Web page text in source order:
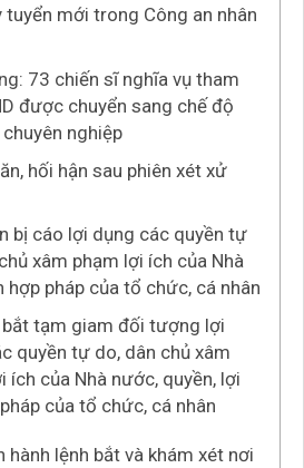
tuyển mới trong Công an nhân
73 chiến sĩ nghĩa vụ tham
được chuyển sang chế độ
nghiệp
hối hận sau phiên xét xử
bị cáo lợi dụng các quyền tự
xâm phạm lợi ích của Nhà
hợp pháp của tổ chức, cá nhân
bắt tạm giam đối tượng lợi
quyền tự do, dân chủ xâm
ích của Nhà nước, quyền, lợi
của tổ chức, cá nhân
hành lệnh bắt và khám xét nơi